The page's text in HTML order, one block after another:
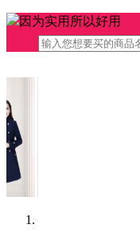
因为实用所以好用